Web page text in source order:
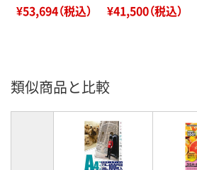
¥53,694（税込） ¥41,500（税込）
類似商品と比較